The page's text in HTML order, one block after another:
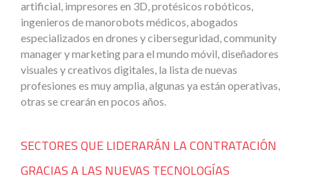
artificial, impresores en 3D, protésicos robóticos,
ingenieros de manorobots médicos, abogados
especializados en drones y ciberseguridad, community
manager y marketing para el mundo móvil, diseñadores
visuales y creativos digitales, la lista de nuevas
profesiones es muy amplia, algunas ya están operativas,
otras se crearán en pocos años.
SECTORES QUE LIDERARÁN LA CONTRATACIÓN
GRACIAS A LAS NUEVAS TECNOLOGÍAS